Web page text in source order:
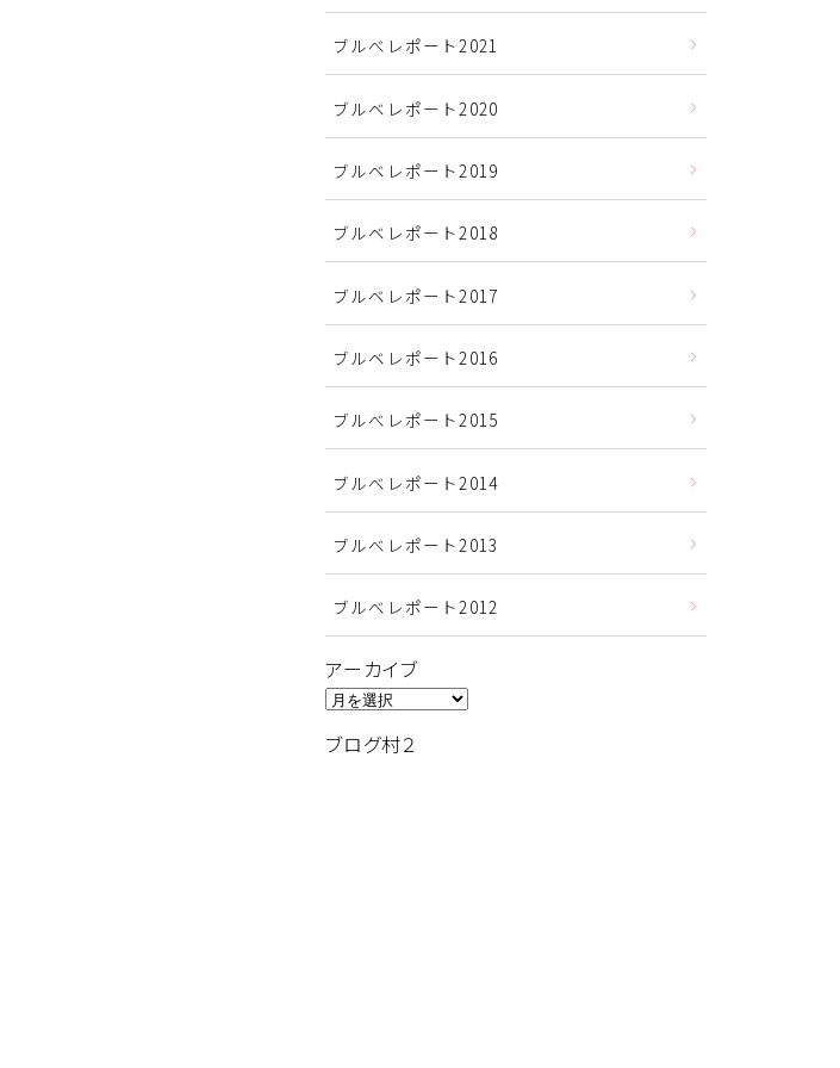
ブルべレポート2021
ブルベレポート2020
ブルベレポート2019
ブルベレポート2018
ブルベレポート2017
ブルベレポート2016
ブルべレポート2015
ブルべレポート2014
ブルべレポート2013
ブルべレポート2012
アーカイブ
ア
カ
ブログ村２